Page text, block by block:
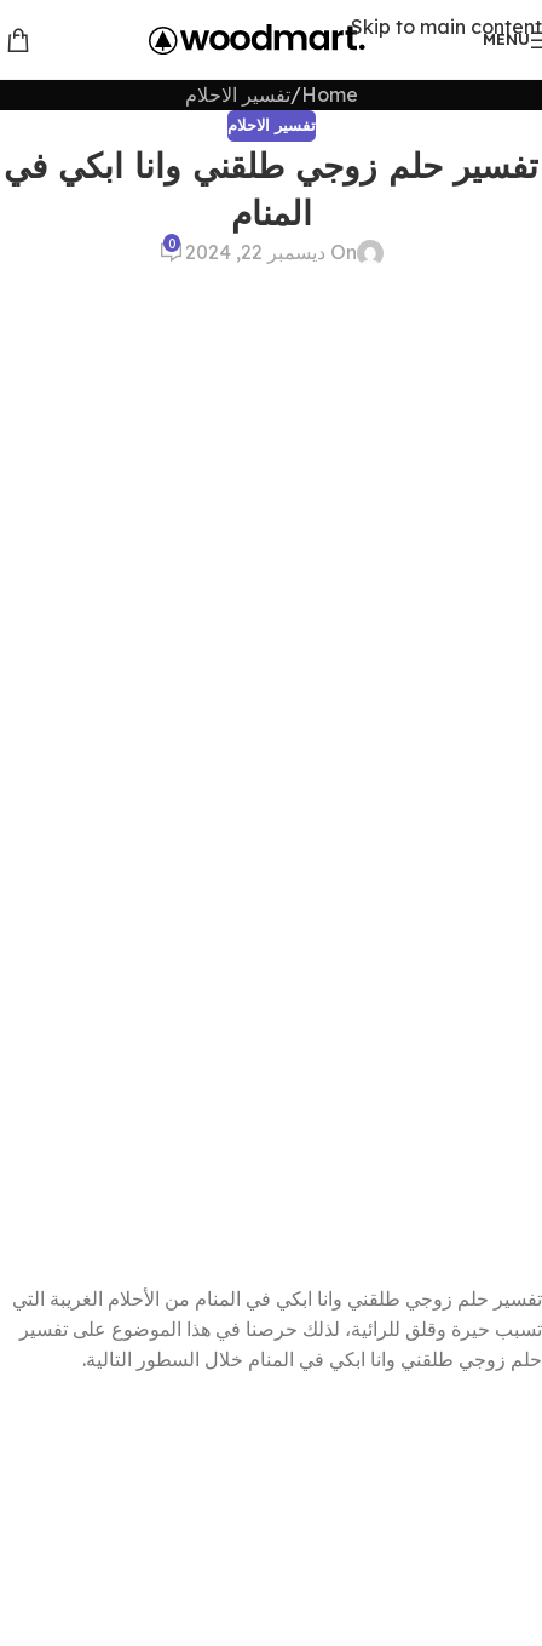
Skip to main content
MENU
Home تفسير الاحلام
تفسير الاحلام
تفسير حلم زوجي طلقني وانا ابكي في
المنام
On ديسمبر 22, 2024 0
تفسير حلم زوجي طلقني وانا ابكي في المنام من الأحلام الغريبة التي
تسبب حيرة وقلق للرائية، لذلك حرصنا في هذا الموضوع على تفسير
حلم زوجي طلقني وانا ابكي في المنام خلال السطور التالية.